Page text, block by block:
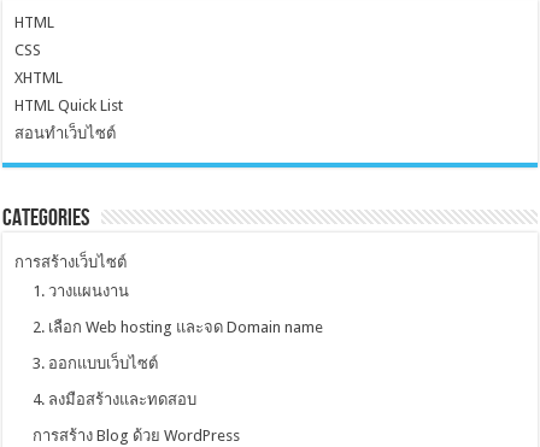
HTML
CSS
XHTML
HTML Quick List
สอนทำเว็บไซต์
Categories
การสร้างเว็บไซต์
1. วางแผนงาน
2. เลือก Web hosting และจด Domain name
3. ออกแบบเว็บไซต์
4. ลงมือสร้างและทดสอบ
การสร้าง Blog ด้วย WordPress